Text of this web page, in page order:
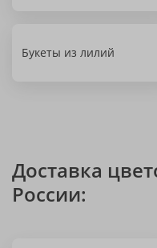
Букеты из лилий
Доставка
России: